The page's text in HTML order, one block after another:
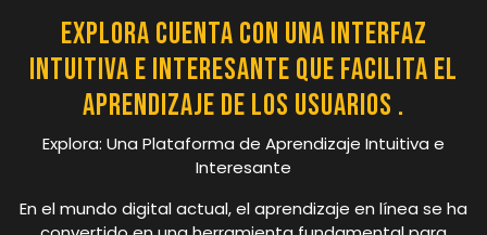
Explora cuenta con una interfaz
intuitiva e interesante que facilita el
aprendizaje de los usuarios .
Explora: Una Plataforma de Aprendizaje Intuitiva e
Interesante
En el mundo digital actual, el aprendizaje en línea se ha